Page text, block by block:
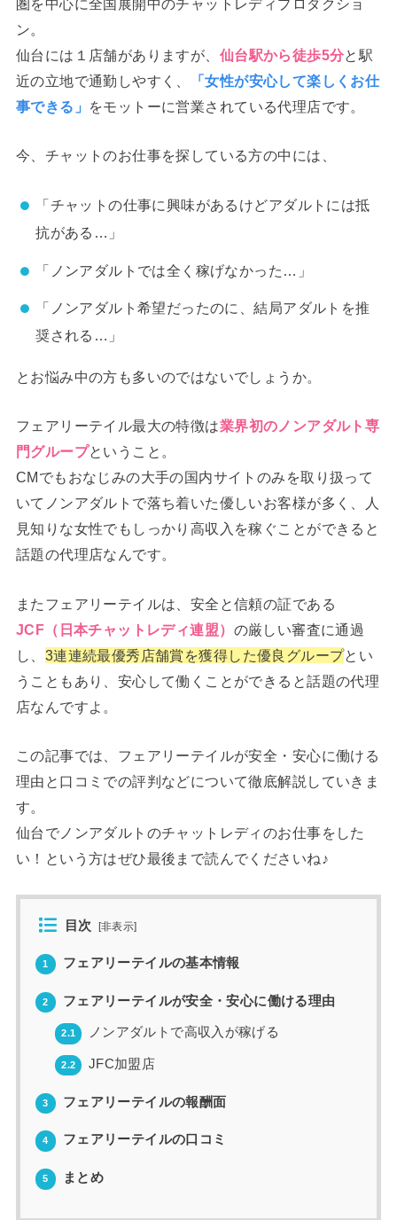
ン。
仙台には１店舗がありますが、 仙台駅から徒歩5分と駅
近の立地で通勤しやすく、
「女性が安心して楽しくお仕
事できる」
をモットーに営業されている代理店です。
今、チャットのお仕事を探している方の中には、
「チャットの仕事に興味があるけどアダルトには抵
抗がある…」
「ノンアダルトでは全く稼げなかった…」
「ノンアダルト希望だったのに、結局アダルトを推
奨される…」
とお悩み中の方も多いのではないでしょうか。
フェアリーテイル最大の特徴は業界初のノンアダルト専
門グループということ。
CMでもおなじみの大手の国内サイトのみを取り扱って
いてノンアダルトで落ち着いた優しいお客様が多く、人
見知りな女性でもしっかり高収入を稼ぐことができると
話題の代理店なんです。
またフェアリーテイルは、安全と信頼の証である
JCF（日本チャットレディ連盟） の厳しい審査に通過
し、 3連連続最優秀店舗賞を獲得した優良グループとい
うこともあり、安心して働くことができると話題の代理
店なんですよ。
この記事では、フェアリーテイルが安全・安心に働ける
理由と口コミでの評判などについて徹底解説していきま
す。
仙台でノンアダルトのチャットレディのお仕事をした
い！という方はぜひ最後まで読んでくださいね♪
目次 [非表示]
1 フェアリーテイルの基本情報
2 フェアリーテイルが安全・安心に働ける理由
2.1 ノンアダルトで高収入が稼げる
2.2 JFC加盟店
3 フェアリーテイルの報酬面
4 フェアリーテイルの口コミ
5 まとめ